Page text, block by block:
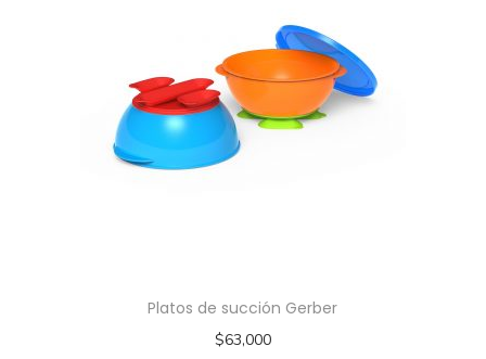
Platos de succión Gerber
$63,000